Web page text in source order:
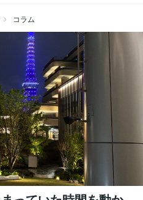
コラム